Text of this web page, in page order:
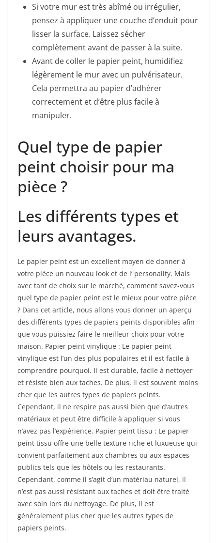
Si votre mur est très abîmé ou irrégulier,
pensez à appliquer une couche d’enduit pour
lisser la surface. Laissez sécher
complètement avant de passer à la suite.
Avant de coller le papier peint, humidifiez
légèrement le mur avec un pulvérisateur.
Cela permettra au papier d’adhérer
correctement et d’être plus facile à
manipuler.
Quel type de papier
peint choisir pour ma
pièce ?
Les différents types et
leurs avantages.
Le papier peint est un excellent moyen de donner à
votre pièce un nouveau look et de l’ personality. Mais
avec tant de choix sur le marché, comment savez-vous
quel type de papier peint est le mieux pour votre pièce
? Dans cet article, nous allons vous donner un aperçu
des différents types de papiers peints disponibles afin
que vous puissiez faire le meilleur choix pour votre
maison. Papier peint vinylique : Le papier peint
vinylique est l’un des plus populaires et il est facile à
comprendre pourquoi. Il est durable, facile à nettoyer
et résiste bien aux taches. De plus, il est souvent moins
cher que les autres types de papiers peints.
Cependant, il ne respire pas aussi bien que d’autres
matériaux et peut être difficile à appliquer si vous
n’avez pas l’expérience. Papier peint tissu : Le papier
peint tissu offre une belle texture riche et luxueuse qui
convient parfaitement aux chambres ou aux espaces
publics tels que les hôtels ou les restaurants.
Cependant, comme il s’agit d’un matériau naturel, il
n’est pas aussi résistant aux taches et doit être traité
avec soin lors du nettoyage. De plus, il est
généralement plus cher que les autres types de
papiers peints.